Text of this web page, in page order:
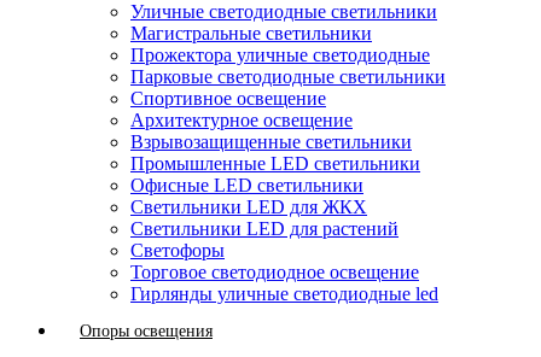
Уличные светодиодные светильники
Магистральные светильники
Прожектора уличные светодиодные
Парковые светодиодные светильники
Спортивное освещение
Архитектурное освещение
Взрывозащищенные светильники
Промышленные LED светильники
Офисные LED светильники
Cветильники LED для ЖКХ
Светильники LED для растений
Светофоры
Торговое светодиодное освещение
Гирлянды уличные светодиодные led
Опоры освещения